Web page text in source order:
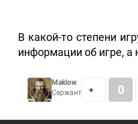
В какой-то степени
информации об игре, а
Maklow
Сержант
+ 0